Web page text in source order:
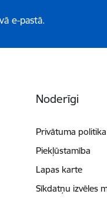
e-pastā.
Noderīgi
Privātuma politika
Piekļūstamība
Lapas karte
Sīkdatņu izvēles